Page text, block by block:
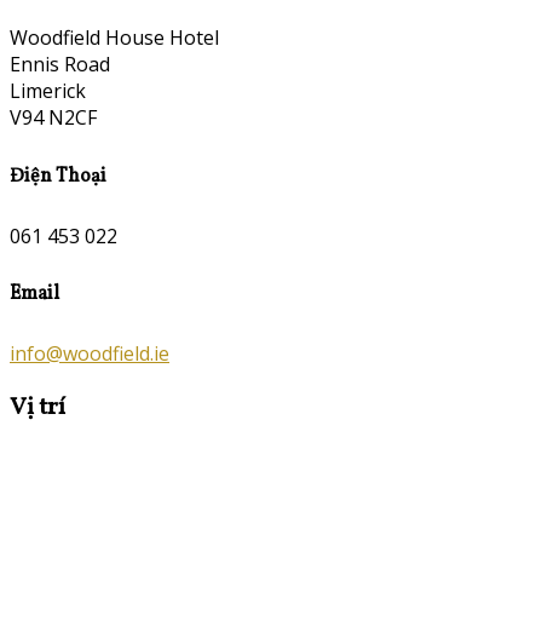
Woodfield House Hotel
Ennis Road
Limerick
V94 N2CF
Điện Thoại
061 453 022
Email
info@woodfield.ie
Vị trí